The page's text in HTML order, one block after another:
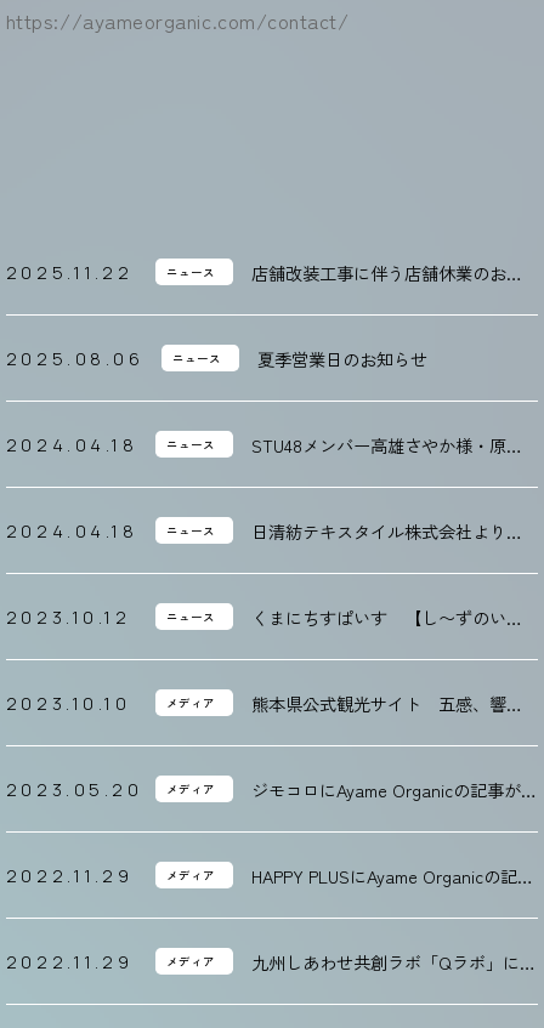
https://ayameorganic.com/contact/
2025.11.22 ニュース
店舗改装工事に伴う店舗休業のお知
2025.08.06 ニュース 夏季営業日のお知らせ
2024.04.18 ニュース
STU48メンバー高雄さやか様・原田
作に携わりました！
2024.04.18 ニュース
日清紡テキスタイル株式会社よりア
「めんですS」が販売開始となりまし
た！
2023.10.12 ニュース
くまにちすぱいす 【し〜ずのいい
されました
2023.10.10 メディア
熊本県公式観光サイト 五感、響
まもっと。にAyameOrganicの記事が
掲載されました。
2023.05.20 メディア
ジモコロにAyame Organicの記事が掲
2022.11.29 メディア
HAPPY PLUSにAyame Organicの記事
2022.11.29 メディア
九州しあわせ共創ラボ「Qラボ」に
た